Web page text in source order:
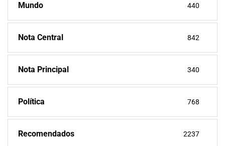
Mundo 440
Nota Central 842
Nota Principal 340
Política 768
Recomendados 2237